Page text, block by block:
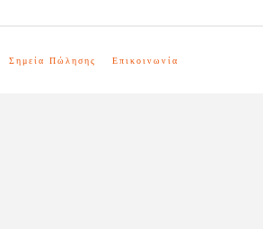
Σημεία Πώλησης Επικοινωνία